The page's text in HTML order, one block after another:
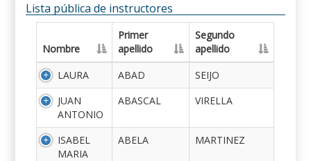
Lista pública de instructores
Nombre
Primer
apellido
Segundo
apellido
LAURA
ABAD
SEIJO
JUAN
ANTONIO
ABASCAL VIRELLA
ISABEL
MARIA
ABELA MARTINEZ